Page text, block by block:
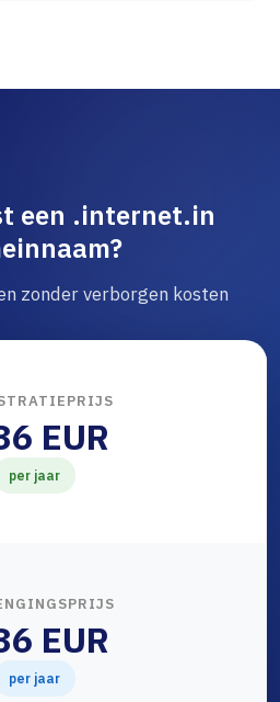
een .internet.in
zonder verborgen kosten
EUR
per jaar
EUR
per jaar